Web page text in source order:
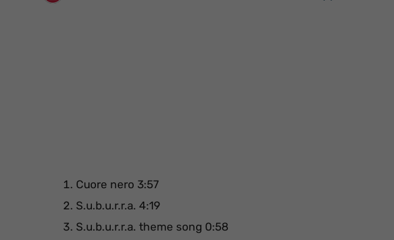
Cuore nero 3:57
S.u.b.u.r.r.a. 4:19
S.u.b.u.r.r.a. theme song 0:58